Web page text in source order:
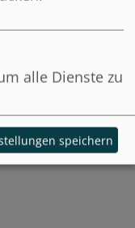
alle Dienste zu
speichern